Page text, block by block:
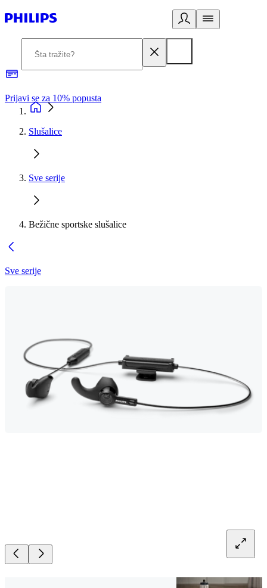
Prijavi se za 10% popusta
Slušalice
Sve serije
Bežične sportske slušalice
Sve serije